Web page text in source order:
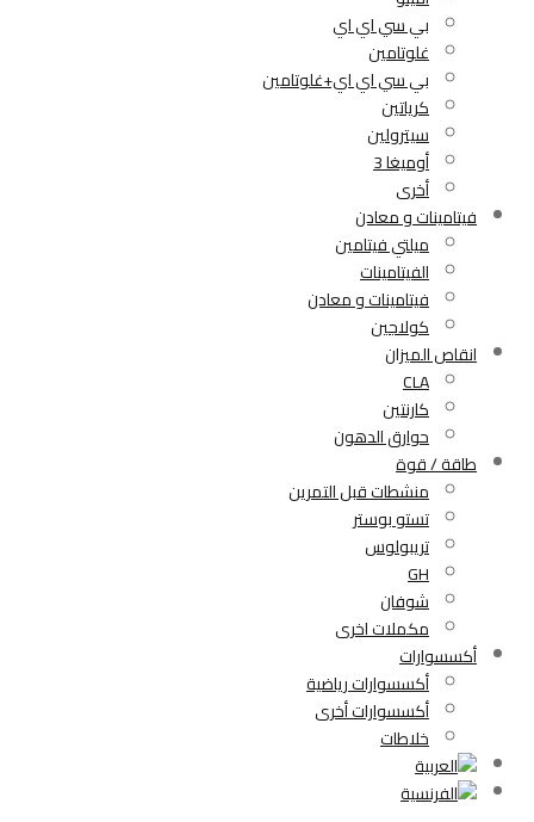
بي سي اي اي
غلوتامين
بي سي اي اي+غلوتامين
كرياتين
سيترولين
أوميغا 3
أخرى
فيتامينات و معادن
ميلتي فيتامين
الفيتامينات
فيتامينات و معادن
كولاجين
انقاص الميزان
CLA
كارنتين
حوارق الدهون
طاقة / قوة
منشطات قبل التمرين
تستو بوستر
تريبولوس
GH
شوفان
مكملات اخرى
أكسسوارات
أكسسوارات رياضية
أكسسوارات أخرى
خلاطات